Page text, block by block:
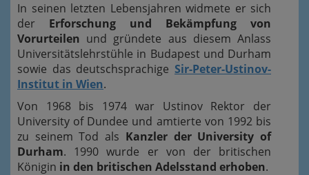
In seinen letzten Lebensjahren widmete er sich
der Erforschung und Bekämpfung von
Vorurteilen und gründete aus diesem Anlass
Universitätslehrstühle in Budapest und Durham
sowie das deutschsprachige Sir-Peter-Ustinov-
Institut in Wien.
Von 1968 bis 1974 war Ustinov Rektor der
University of Dundee und amtierte von 1992 bis
zu seinem Tod als Kanzler der University of
Durham. 1990 wurde er von der britischen
Königin in den britischen Adelsstand erhoben.